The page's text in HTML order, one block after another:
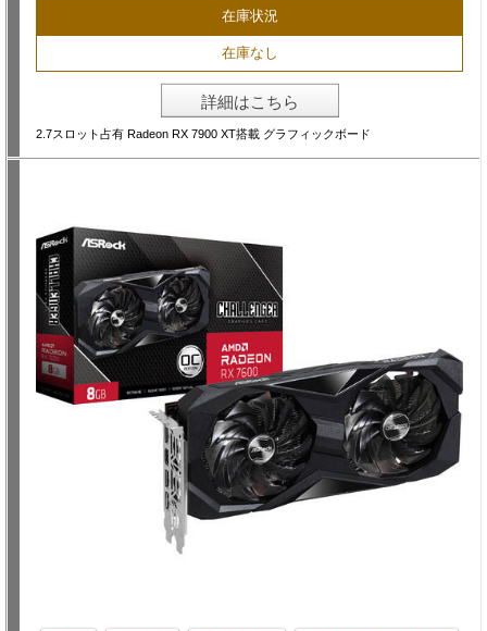
在庫状況
在庫なし
詳細はこちら
2.7スロット占有 Radeon RX 7900 XT搭載 グラフィックボード